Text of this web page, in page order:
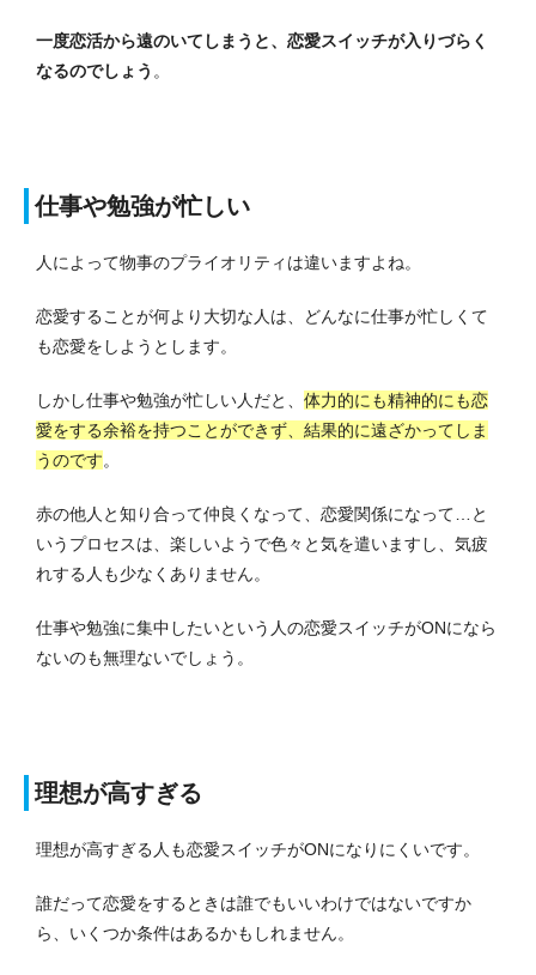
一度恋活から遠のいてしまうと、恋愛スイッチが入りづらく
なるのでしょう 。
仕事や勉強が忙しい
人によって物事のプライオリティは違いますよね。
恋愛することが何より大切な人は、どんなに仕事が忙しくて
も恋愛をしようとします。
しかし仕事や勉強が忙しい人だと、 体力的にも精神的にも恋
愛をする余裕を持つことができず、結果的に遠ざかってしま
うのです。
赤の他人と知り合って仲良くなって、恋愛関係になって…と
いうプロセスは、楽しいようで色々と気を遣いますし、気疲
れする人も少なくありません。
仕事や勉強に集中したいという人の恋愛スイッチがONになら
ないのも無理ないでしょう。
理想が高すぎる
理想が高すぎる人も恋愛スイッチがONになりにくいです。
誰だって恋愛をするときは誰でもいいわけではないですか
ら、いくつか条件はあるかもしれません。